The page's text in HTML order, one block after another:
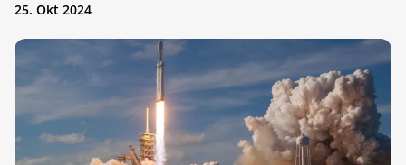
25. Okt 2024